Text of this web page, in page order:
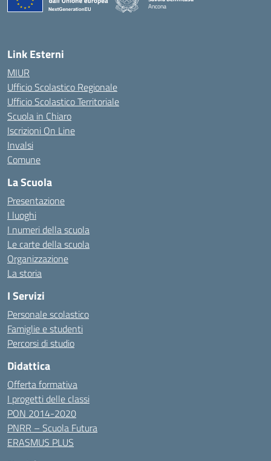
Ancona
Link Esterni
MIUR
Ufficio Scolastico Regionale
Ufficio Scolastico Territoriale
Scuola in Chiaro
Iscrizioni On Line
Invalsi
Comune
La Scuola
Presentazione
I luoghi
I numeri della scuola
Le carte della scuola
Organizzazione
La storia
I Servizi
Personale scolastico
Famiglie e studenti
Percorsi di studio
Didattica
Offerta formativa
I progetti delle classi
PON 2014-2020
PNRR – Scuola Futura
ERASMUS PLUS